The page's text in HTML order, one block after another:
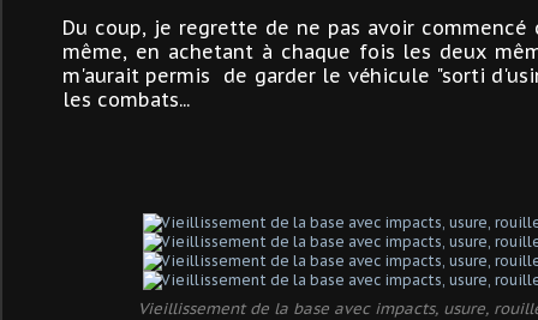
Du coup, je regrette de ne pas avoir
même, en achetant à chaque fois les deux
m'aurait permis de garder le véhicule "sorti
les combats...
Vieillissement de la base avec impacts, usure,